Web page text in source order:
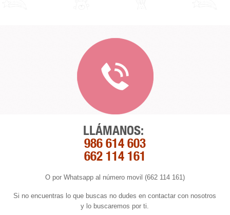
LLÁMANOS:
986 614 603
662 114 161
O por Whatsapp al número movil (662 114 161)
Si no encuentras lo que buscas no dudes en contactar con nosotros
y lo buscaremos por ti.